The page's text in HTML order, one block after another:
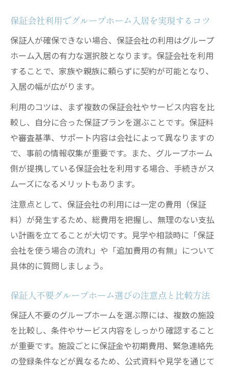
保証会社利用でグループホーム入居を実現するコツ
保証人が確保できない場合、保証会社の利用はグループ
ホーム入居の有力な選択肢となります。保証会社を利用
することで、家族や親族に頼らずに契約が可能となり、
入居の幅が広がります。
利用のコツは、まず複数の保証会社やサービス内容を比
較し、自分に合った保証プランを選ぶことです。保証料
や審査基準、サポート内容は会社によって異なりますの
で、事前の情報収集が重要です。また、グループホーム
側が提携している保証会社を利用する場合、手続きがス
ムーズになるメリットもあります。
注意点として、保証会社の利用には一定の費用（保証
料）が発生するため、総費用を把握し、無理のない支払
い計画を立てることが大切です。見学や相談時に「保証
会社を使う場合の流れ」や「追加費用の有無」について
具体的に質問しましょう。
保証人不要グループホーム選びの注意点と比較方法
保証人不要のグループホームを選ぶ際には、複数の施設
を比較し、条件やサービス内容をしっかり確認すること
が重要です。施設ごとに保証金や初期費用、緊急連絡先
の登録条件などが異なるため、公式資料や見学を通じて